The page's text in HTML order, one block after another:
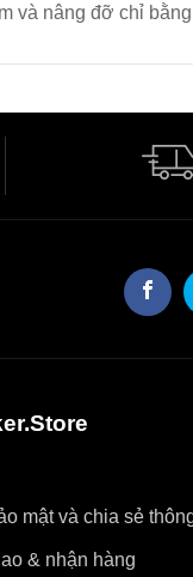
và nâng đỡ chỉ
mật và chia sẻ
& nhận hàng